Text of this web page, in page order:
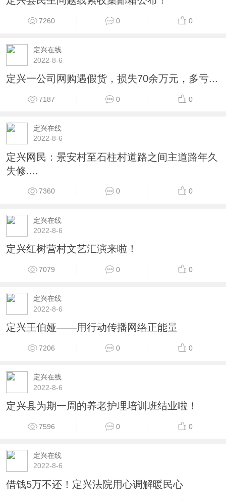
7260 0 0
定兴在线
2022-8-6
定兴一公司网购遇假货，损失70余万元，多亏...
7187 0 0
定兴在线
2022-8-6
定兴网民：景安村至石柱村道路之间主道路年久
失修....
7360 0 0
定兴在线
2022-8-6
定兴红树营村文艺汇演来啦！
7079 0 0
定兴在线
2022-8-6
定兴王伯娅——用行动传播网络正能量
7206 0 0
定兴在线
2022-8-6
定兴县为期一周的养老护理培训班结业啦！
7596 0 0
定兴在线
2022-8-6
借钱5万不还！定兴法院用心调解暖民心